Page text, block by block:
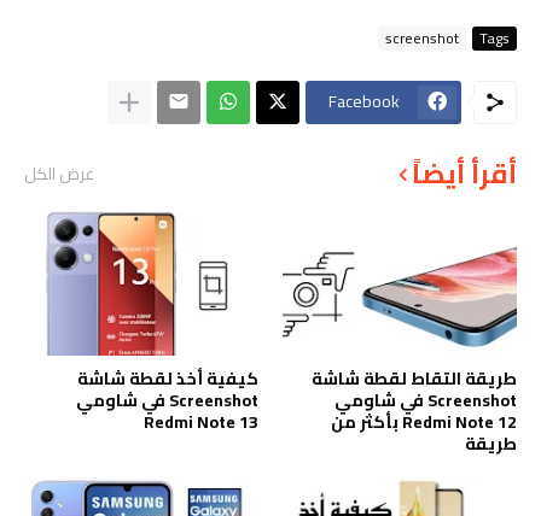
Tags
screenshot
Facebook
أقرأ أيضاً عرض الكل
طريقة التقاط لقطة شاشة
Screenshot في شاومي
Redmi Note 12 بأكثر من
طريقة
كيفية أخذ لقطة شاشة
Screenshot في شاومي
Redmi Note 13